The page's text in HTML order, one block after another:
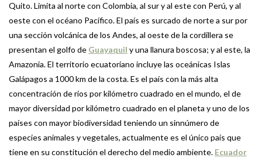
Quito. Limita al norte con Colombia, al sur y al este con Perú, y al
oeste con el océano Pacífico. El país es surcado de norte a sur por
una sección volcánica de los Andes, al oeste de la cordillera se
presentan el golfo de Guayaquil y una llanura boscosa; y al este, la
Amazonia. El territorio ecuatoriano incluye las oceánicas Islas
Galápagos a 1000 km de la costa. Es el país con la más alta
concentración de ríos por kilómetro cuadrado en el mundo, el de
mayor diversidad por kilómetro cuadrado en el planeta y uno de los
países con mayor biodiversidad teniendo un sinnúmero de
especies animales y vegetales, actualmente es el único país que
tiene en su constitución el derecho del medio ambiente. Ecuador